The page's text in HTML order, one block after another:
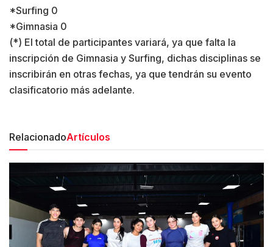
*Surfing 0
*Gimnasia 0
(*) El total de participantes variará, ya que falta la
inscripción de Gimnasia y Surfing, dichas disciplinas se
inscribirán en otras fechas, ya que tendrán su evento
clasificatorio más adelante.
RelacionadoArtículos